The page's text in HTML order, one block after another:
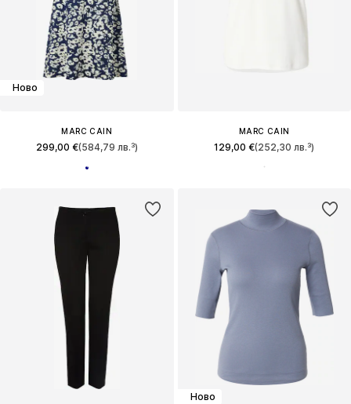
Ново
MARC CAIN
299,00 €(584,79 лв.³)
MARC CAIN
129,00 €(252,30 лв.³)
Ново